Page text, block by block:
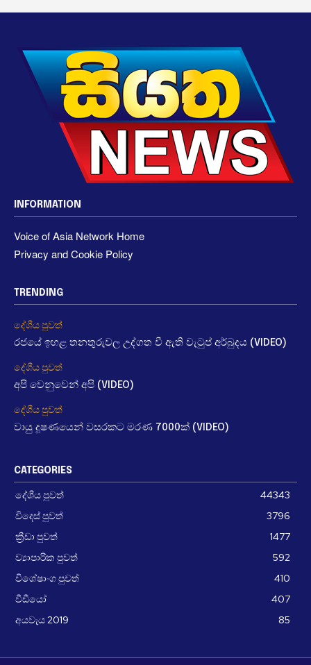
INFORMATION
Voice of Asia Network Home
Privacy and Cookie Policy
TRENDING
දේශීය පුවත්
රජයේ ඉහළ තනතුරුවල උද්ගත වී ඇති වැටුප් අර්බුදය (VIDEO)
දේශීය පුවත්
අපි වෙනුවෙන් අපි (VIDEO)
දේශීය පුවත්
වායු දූෂණයෙන් වසරකට මරණ 7000ක් (VIDEO)
CATEGORIES
දේශීය පුවත්
44343
විදෙස් පුවත්
3796
ක්‍රීඩා පුවත්
1477
ව්‍යාපාරික පුවත්
592
විශේෂාංග පුවත්
410
වීඩීයෝ
407
අයවැය 2019
85